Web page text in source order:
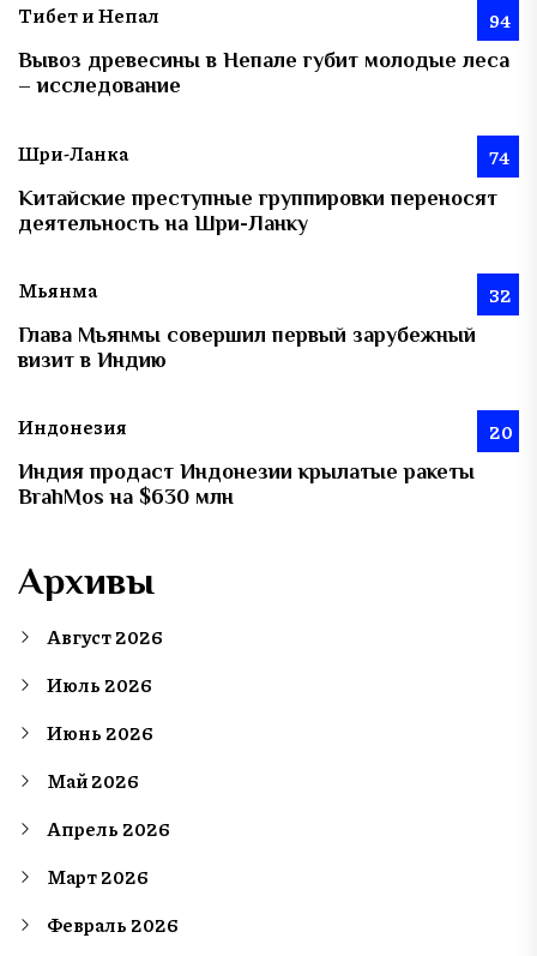
Тибет и Непал 94
Вывоз древесины в Непале губит молодые леса
– исследование
Шри-Ланка 74
Китайские преступные группировки переносят
деятельность на Шри-Ланку
Мьянма 32
Глава Мьянмы совершил первый зарубежный
визит в Индию
Индонезия 20
Индия продаст Индонезии крылатые ракеты
BrahMos на $630 млн
Архивы
Август 2026
Июль 2026
Июнь 2026
Май 2026
Апрель 2026
Март 2026
Февраль 2026